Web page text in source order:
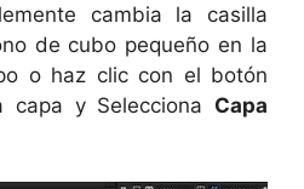
cambia la casilla
de cubo pequeño en la
o haz clic con el botón
capa y Selecciona Capa